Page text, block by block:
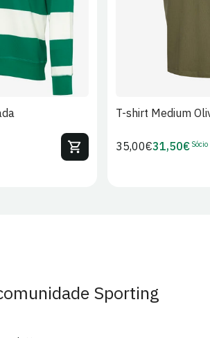
T-shirt Medium
Preço
35,00€Preço
31,50€ Sócio
Sporting